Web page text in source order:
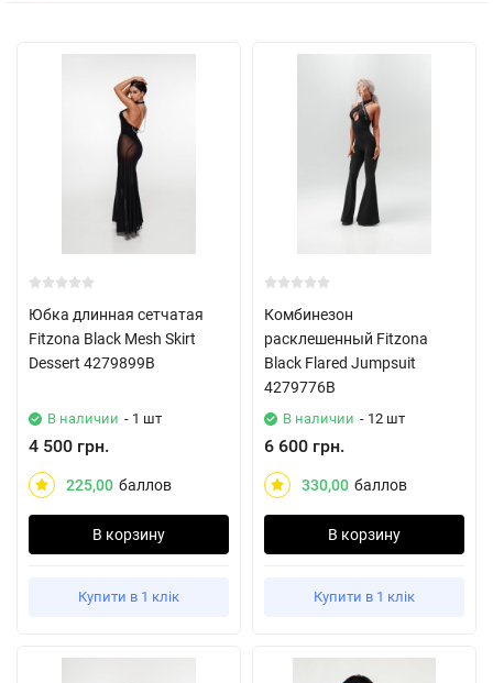
Юбка длинная сетчатая
Fitzona Black Mesh Skirt
Dessert 4279899B
В наличии - 1 шт
4 500 грн.
225,00 баллов
В корзину
Купити в 1 клік
Комбинезон
расклешенный Fitzona
Black Flared Jumpsuit
4279776B
В наличии - 12 шт
6 600 грн.
330,00 баллов
В корзину
Купити в 1 клік